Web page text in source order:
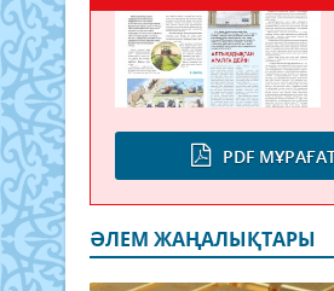
PDF
ӘЛЕМ ЖАҢАЛЫҚТАРЫ